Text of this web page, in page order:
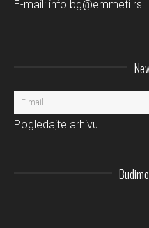
E-mail: info.bg@emmeti.rs
Pogledajte arhivu